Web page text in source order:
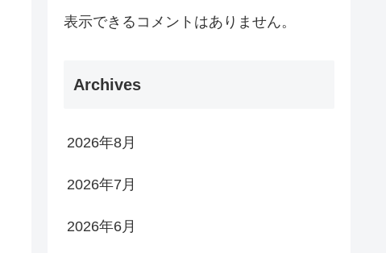
表示できるコメントはありません。
Archives
2026年8月
2026年7月
2026年6月